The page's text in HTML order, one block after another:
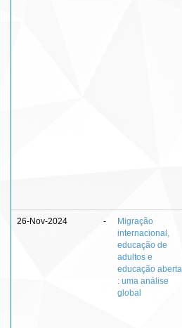
26-Nov-2024 -
Migração
internacional,
educação de
adultos e
educação aberta
: uma análise
global